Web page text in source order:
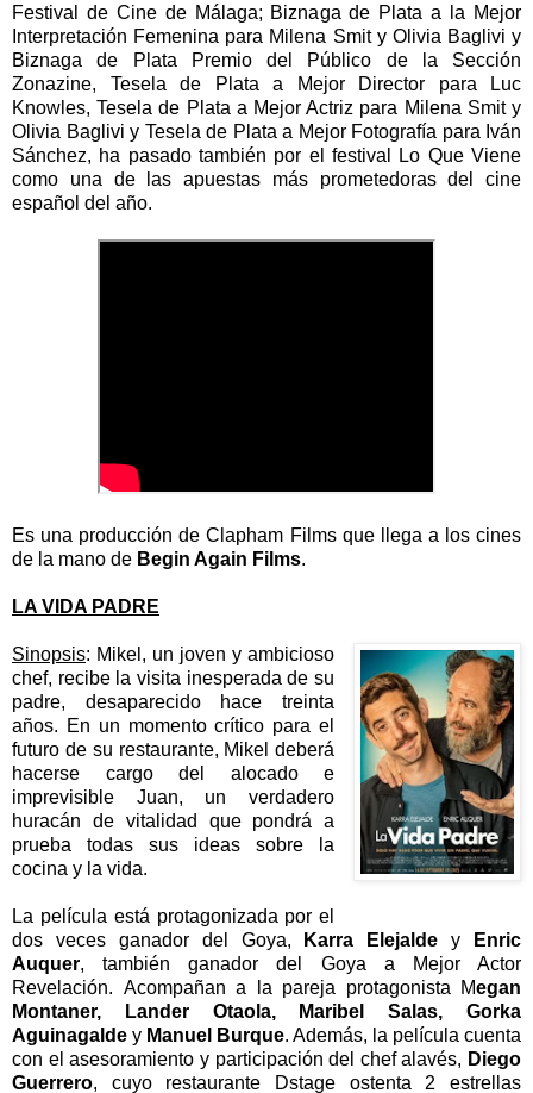
Festival de Cine de Málaga; Biznaga de Plata a la Mejor
Interpretación Femenina para Milena Smit y Olivia Baglivi y
Biznaga de Plata Premio del Público de la Sección
Zonazine, Tesela de Plata a Mejor Director para Luc
Knowles, Tesela de Plata a Mejor Actriz para Milena Smit y
Olivia Baglivi y Tesela de Plata a Mejor Fotografía para Iván
Sánchez, ha pasado también por el festival Lo Que Viene
como una de las apuestas más prometedoras del cine
español del año.
Es una producción de Clapham Films que llega a los cines
de la mano de Begin Again Films.
LA VIDA PADRE
Sinopsis: Mikel, un joven y ambicioso
chef, recibe la visita inesperada de su
padre, desaparecido hace treinta
años. En un momento crítico para el
futuro de su restaurante, Mikel deberá
hacerse cargo del alocado e
imprevisible Juan, un verdadero
huracán de vitalidad que pondrá a
prueba todas sus ideas sobre la
cocina y la vida.
La película está protagonizada por el
dos veces ganador del Goya,
Karra Elejalde y
Enric
Auquer, también ganador del Goya a Mejor Actor
Revelación. Acompañan a la pareja protagonista Megan
Montaner, Lander Otaola, Maribel Salas, Gorka
Aguinagalde y Manuel Burque. Además, la película cuenta
con el asesoramiento y participación del chef alavés, Diego
Guerrero, cuyo restaurante Dstage ostenta 2 estrellas